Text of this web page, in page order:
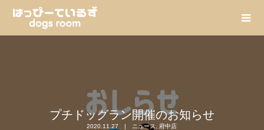
プチドッグラン開催のお知らせ
2020.11.27 ニュース 府中店